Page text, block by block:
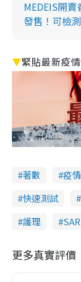
MEDEIS開
發售！可檢
▼緊貼最新疫
著數 疫情
快速測試
護理
更多真實評價